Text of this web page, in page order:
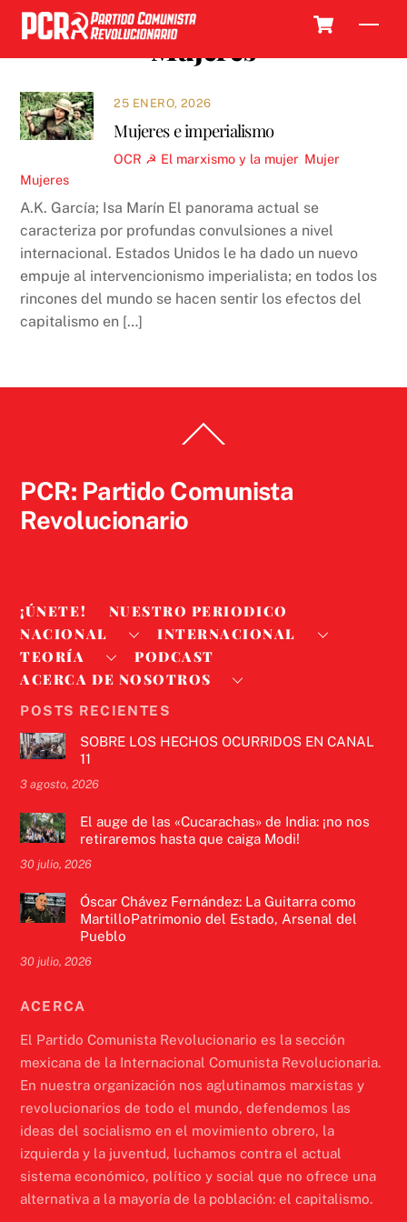
Skip
content
Mujeres
25 ENERO, 2026
Mujeres e imperialismo
OCR ☭ El marxismo y la mujer, Mujer
Mujeres
A.K. García; Isa Marín El panorama actual se
caracteriza por profundas convulsiones a nivel
internacional. Estados Unidos le ha dado un nuevo
empuje al intervencionismo imperialista; en todos los
rincones del mundo se hacen sentir los efectos del
capitalismo en […]
To
PCR: Partido Comunista
Revolucionario
¡ÚNETE!
NUESTRO PERIODICO
NACIONAL
INTERNACIONAL
TEORÍA
PODCAST
ACERCA DE NOSOTROS
POSTS RECIENTES
SOBRE LOS HECHOS OCURRIDOS EN CANAL
11
3 agosto, 2026
El auge de las «Cucarachas» de India: ¡no nos
retiraremos hasta que caiga Modi!
30 julio, 2026
Óscar Chávez Fernández: La Guitarra como
MartilloPatrimonio del Estado, Arsenal del
Pueblo
30 julio, 2026
ACERCA
El Partido Comunista Revolucionario es la sección
mexicana de la Internacional Comunista Revolucionaria.
En nuestra organización nos aglutinamos marxistas y
revolucionarios de todo el mundo, defendemos las
ideas del socialismo en el movimiento obrero, la
izquierda y la juventud, luchamos contra el actual
sistema económico, político y social que no ofrece una
alternativa a la mayoría de la población: el capitalismo.